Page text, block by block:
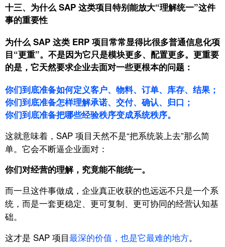
十三、为什么 SAP 这类项目特别能放大“理解统一”这件
事的重要性
为什么 SAP 这类 ERP 项目常常显得比很多普通信息化项
目“更重”。不是因为它只是模块更多、配置更多。 更重要
的是，它天然要求企业去面对一些更根本的问题：
你们到底准备如何定义客户、物料、订单、库存、结果；
你们到底准备怎样理解承诺、交付、确认、归口；
你们到底准备把哪些经验秩序变成系统秩序。
这就意味着，SAP 项目天然不是“把系统装上去”那么简
单。 它会不断逼企业面对：
你们对经营的理解，究竟能不能统一。
而一旦这件事做成， 企业真正收获的也远远不只是一个系
统， 而是一套更稳定、更可复制、更可协同的经营认知基
础。
这才是 SAP 项目最深的价值， 也是它最难的地方。